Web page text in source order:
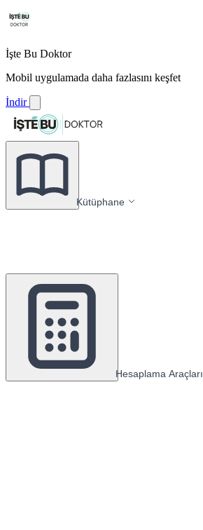
İşte Bu Doktor
Mobil uygulamada daha fazlasını keşfet
İndir
Kütüphane
Hesaplama Araçları